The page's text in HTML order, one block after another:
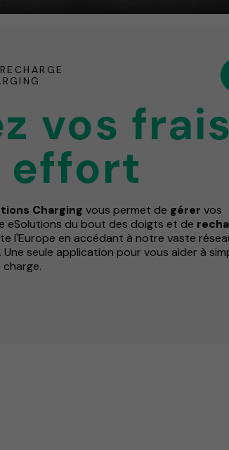
vos frais
effort
Chargingvous permet de gérer vos
eSolutions du bout des doigts et de
l'Europe en accédant à notre vaste
seule application pour vous aider à